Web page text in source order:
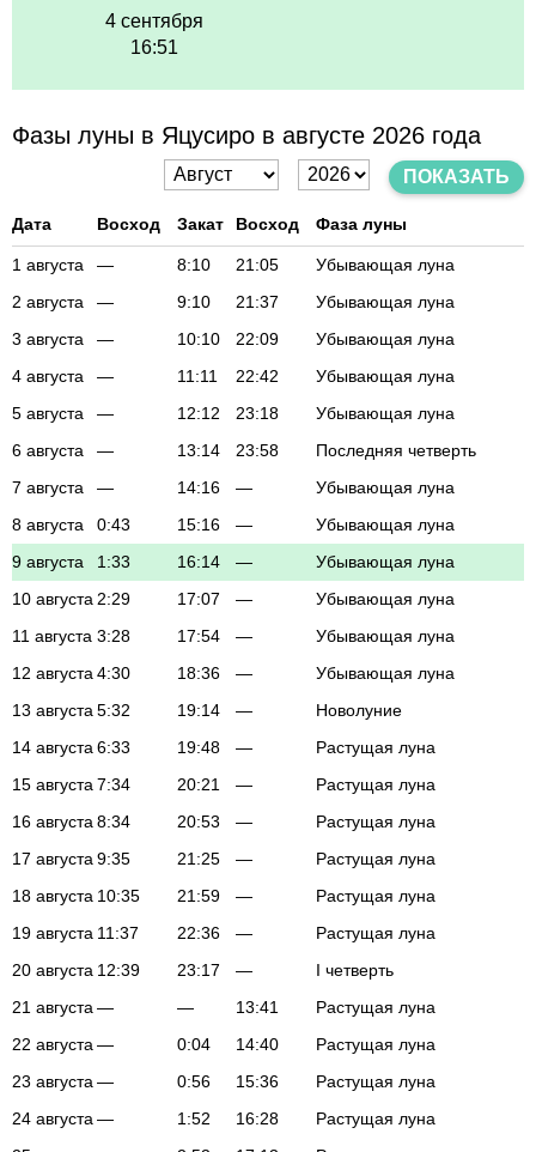
4 сентября
16:51
Фазы луны в Яцусиро в августе 2026 года
ПОКАЗАТЬ
Дата Восход Закат Восход Фаза луны
1 августа — 8:10 21:05
Убывающая луна
2 августа
— 9:10 21:37
Убывающая луна
3 августа
— 10:10 22:09
Убывающая луна
4 августа
— 11:11 22:42
Убывающая луна
5 августа
— 12:12 23:18
Убывающая луна
6 августа
— 13:14 23:58
Последняя четверть
7 августа
— 14:16 —
Убывающая луна
8 августа
0:43 15:16 —
Убывающая луна
9 августа
1:33 16:14 —
Убывающая луна
10 августа 2:29 17:07 —
Убывающая луна
11 августа 3:28 17:54 —
Убывающая луна
12 августа 4:30 18:36 —
Убывающая луна
13 августа 5:32 19:14 —
Новолуние
14 августа 6:33 19:48 —
Растущая луна
15 августа 7:34 20:21 —
Растущая луна
16 августа 8:34 20:53 —
Растущая луна
17 августа 9:35 21:25 —
Растущая луна
18 августа 10:35 21:59 —
Растущая луна
19 августа 11:37 22:36 —
Растущая луна
20 августа 12:39 23:17 —
I четверть
21 августа — — 13:41
Растущая луна
22 августа — 0:04 14:40
Растущая луна
23 августа — 0:56 15:36
Растущая луна
24 августа — 1:52 16:28
Растущая луна